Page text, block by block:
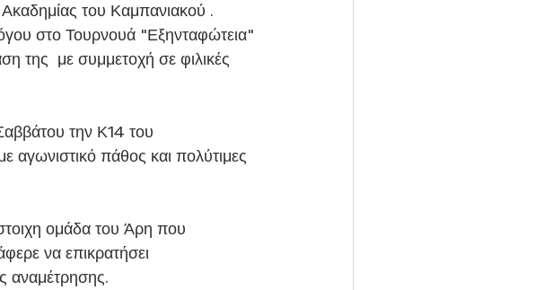
του Καμπανιακού .
στο Τουρνουά "Εξηνταφώτεια"
της  με συμμετοχή σε φιλικές
την Κ14 του
αγωνιστικό πάθος και πολύτιμες
ομάδα του Άρη που
να επικρατήσει
αναμέτρησης.